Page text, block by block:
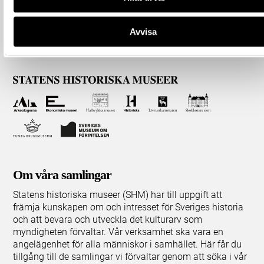
Avvisa
Om våra samlingar
Statens historiska museer (SHM) har till uppgift att
främja kunskapen om och intresset för Sveriges historia
och att bevara och utveckla det kulturarv som
myndigheten förvaltar. Vår verksamhet ska vara en
angelägenhet för alla människor i samhället. Här får du
tillgång till de samlingar vi förvaltar genom att söka i vår